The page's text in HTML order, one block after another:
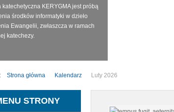
katechetyczna KERYGMA jest próbą
środków informatyki w dzieło
Ewangelii, zwłaszcza w ramach
katechezy.
Strona główna Kalendarz Luty 2026
STRONY